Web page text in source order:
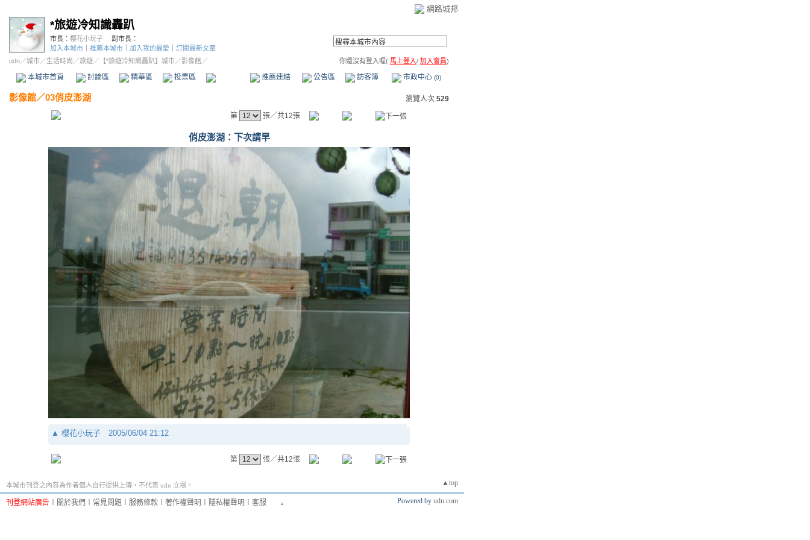
網路城邦
*旅遊冷知識轟趴
市長： 櫻花小玩子
副市長：
加入本城市
推薦本城市 加入我的最愛
訂閱最新文章
udn／城市／生活時尚 ／旅遊／ 【*旅遊冷知識轟趴】城市／影像館／ 你還沒有登入喔( 馬上登入/ 加入會員)
本城市首頁 討論區 精華區 投票區 影像館 推薦連結 公告區 訪客簿 市政中心 (0)
影像館／03俏皮澎湖 瀏覽人次 529
第
張／共12張
俏皮澎湖：下次請早
▲ 櫻花小玩子 2005/06/04 21:12
第 張／共12張
▲top
本城市刊登之內容為作者個人自行提供上傳，不代表 udn 立場。
刊登網站廣告 關於我們 常見問題 服務條款 著作權聲明 隱私權聲明 客服 Powered by udn.com